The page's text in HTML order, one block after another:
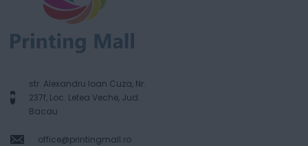
str. Alexandru Ioan Cuza, Nr.
237f, Loc. Letea Veche, Jud.
Bacau
office@printingmall.ro